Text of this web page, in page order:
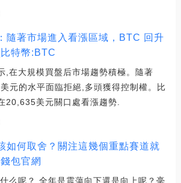
隨著市場進入看漲區域，BTC 回升
特幣:BTC
,在大規模買盤后市場趨勢積極。隨著
元的水平面臨拒絕,多頭獲得控制權。比
20,635美元關口處看漲趨勢.
如何取舍？關注這幾個重點賽道就
包官網
么呢？ 全年是震蕩向下還是向上呢？毫